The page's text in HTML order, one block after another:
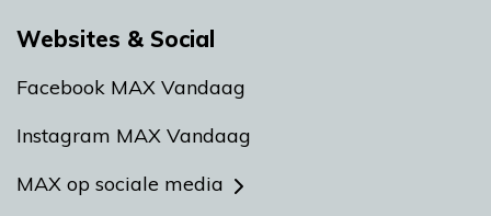
Websites & Social
Facebook MAX Vandaag
Instagram MAX Vandaag
MAX op sociale media